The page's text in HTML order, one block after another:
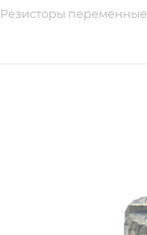
Резисторы переменные